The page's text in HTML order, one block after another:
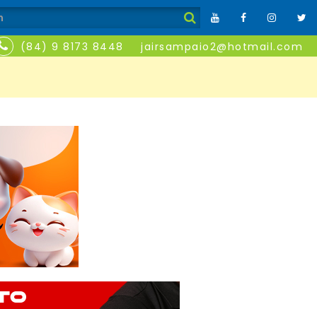
(84) 9 8173 8448 jairsampaio2@hotmail.com